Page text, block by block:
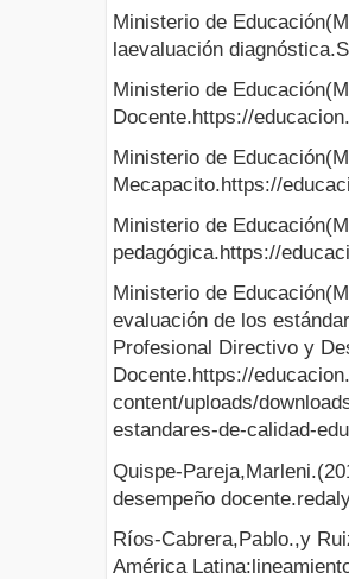
Ministerio de
laevaluación
Ministerio de
Docente.https://
Ministerio de
Mecapacito.https://
Ministerio de
pedagógica.https://
Ministerio de
evaluación de los
Profesional Directivo y
Docente.https://
content/uploads/
estandares-de-calidad-
Quispe-
desempeño
Ríos-Cabrera,Pablo.,y
América